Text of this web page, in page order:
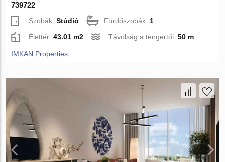
739722
Szobák:Stúdió Fürdőszobák:1
Élettér:43.01 m2 Távolság a tengertől:50 m
IMKAN Properties